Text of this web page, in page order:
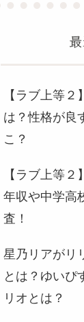
【ラブ上等
は？性格が良
こ？
【ラブ上等２
年収や中学高
査！
星乃リアがリ
とは？ゆいぴ
リオとは？